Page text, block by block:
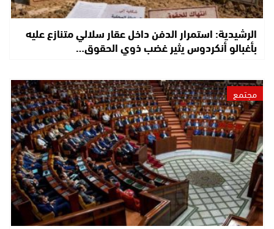
الرشيدية: استمرار الدفن داخل عقار سلالي متنازع عليه
بأغبالو أنكردوس يثير غضب ذوي الحقوق…
مجتمع